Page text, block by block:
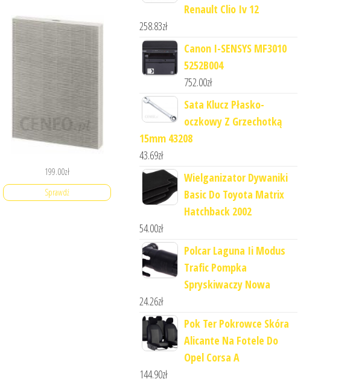
199.00zł
Sprawdź
Renault Clio Iv 12
258.83zł
Canon I-SENSYS MF3010
5252B004
752.00zł
Sata Klucz Płasko-
oczkowy Z Grzechotką
15mm 43208
43.69zł
Wielganizator Dywaniki
Basic Do Toyota Matrix
Hatchback 2002
54.00zł
Polcar Laguna Ii Modus
Trafic Pompka
Spryskiwaczy Nowa
24.26zł
Pok Ter Pokrowce Skóra
Alicante Na Fotele Do
Opel Corsa A
144.90zł